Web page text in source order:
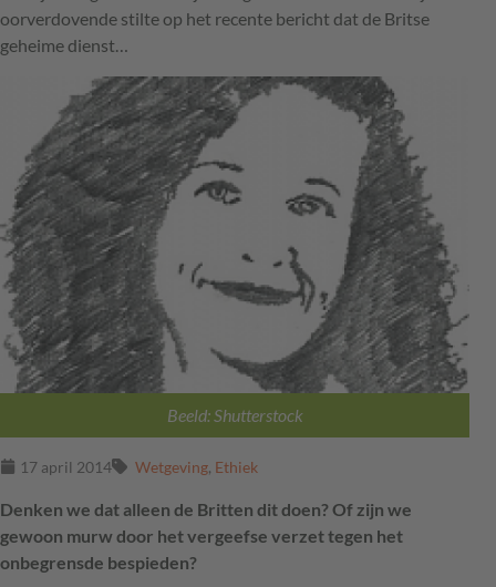
oorverdovende stilte op het recente bericht dat de Britse
geheime dienst…
Beeld: Shutterstock
17 april 2014 Wetgeving, Ethiek
Denken we dat alleen de Britten dit doen? Of zijn we
gewoon murw door het vergeefse verzet tegen het
onbegrensde bespieden?